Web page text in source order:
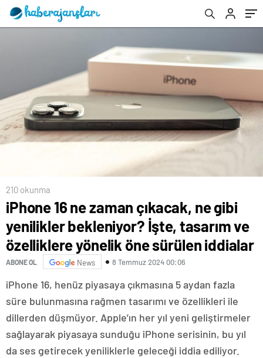
özelliklere yönelik öne sürülen iddialar
210 okunma
iPhone 16 ne zaman çıkacak, ne gibi
yenilikler bekleniyor? İşte, tasarım ve
özelliklere yönelik öne sürülen iddialar
ABONE OL News 8 Temmuz 2024 00:06
iPhone 16, henüz piyasaya çıkmasına 5 aydan fazla
süre bulunmasına rağmen tasarımı ve özellikleri ile
dillerden düşmüyor. Apple’ın her yıl yeni geliştirmeler
sağlayarak piyasaya sunduğu iPhone serisinin, bu yıl
da ses getirecek yeniliklerle geleceği iddia ediliyor.
sayısında son durum…